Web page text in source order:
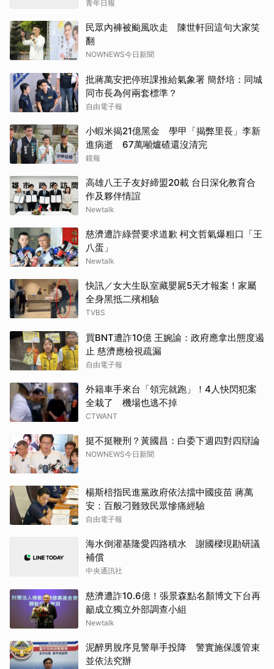
青年日報
民眾內褲被颱風吹走 陳世軒回這句大家笑
翻
NOWNEWS今日新聞
批蔣萬安把停班課推給氣象署 簡舒培：同城
同市長為何兩套標準？
自由電子報
小蝦米揭21億黑金 學甲「揭弊里長」李新
進病逝 67萬噸爐碴還沒清完
鏡報
高雄八王子友好締盟20載 台日深化教育合
作及夥伴情誼
Newtalk
慈濟遭詐綠營要求道歉 柯文哲氣爆粗口「王
八蛋」
Newtalk
快訊／女大生臥室藏嬰屍5天才報案！家屬
全身黑抵二殯相驗
TVBS
買BNT遭詐10億 王婉諭：政府應拿出態度遏
止 慈濟應檢視疏漏
自由電子報
外籍車手來台「領完就跑」！4人快閃犯案
全栽了 機場也逃不掉
CTWANT
挺不挺鞭刑？黃國昌：白委下週四對四辯論
NOWNEWS今日新聞
楊斯棓指民進黨政府依法擋中國疫苗 蔣萬
安：百般刁難致民眾慘痛經驗
自由電子報
海水倒灌基隆愛四路積水 謝國樑現勘研議
補償
中央通訊社
慈濟遭詐10.6億！張景森點名顏博文下台再
籲成立獨立外部調查小組
Newtalk
泥醉男脫序見警舉手投降 警實施保護管束
並依法究辦